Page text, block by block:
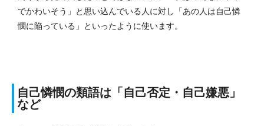
でかわいそう」と思い込んでいる人に対し「あの人は自己憐
憫に陥っている」といったように使います。
自己憐憫の類語は「自己否定・自己嫌悪」
など